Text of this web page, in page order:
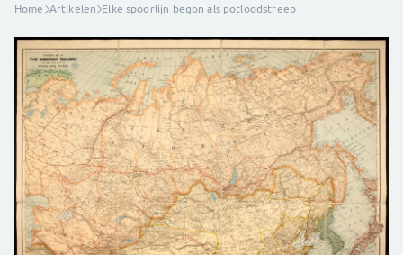
Home Artikelen Elke spoorlijn begon als potloodstreep